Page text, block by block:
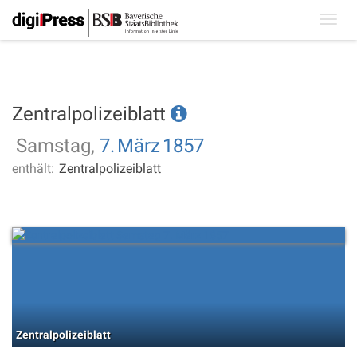
Zentralpolizeiblatt
Samstag, 7. März 1857
enthält: Zentralpolizeiblatt
Zentralpolizeiblatt